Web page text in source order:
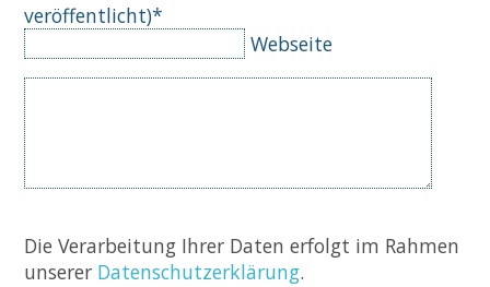
veröffentlicht)*
Webseite
Die Verarbeitung Ihrer Daten erfolgt im Rahmen
unserer Datenschutzerklärung.